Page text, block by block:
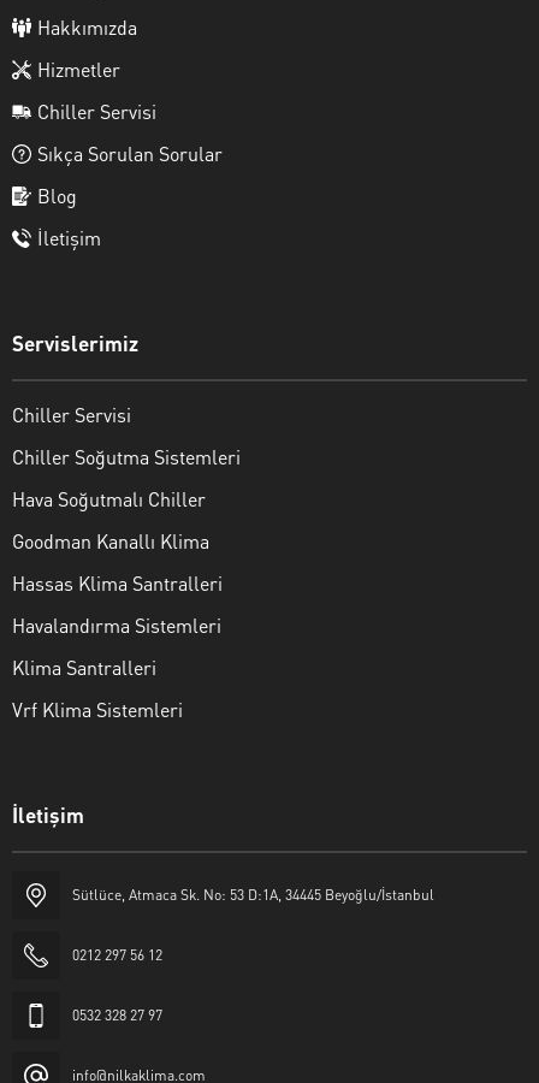
Hakkımızda
Hizmetler
Chiller Servisi
Sıkça Sorulan Sorular
Blog
İletişim
Servislerimiz
Chiller Servisi
Chiller Soğutma Sistemleri
Hava Soğutmalı Chiller
Goodman Kanallı Klima
Hassas Klima Santralleri
Havalandırma Sistemleri
Klima Santralleri
Vrf Klima Sistemleri
İletişim
Sütlüce, Atmaca Sk. No: 53 D:1A, 34445 Beyoğlu/İstanbul
0212 297 56 12
0532 328 27 97
info@nilkaklima.com
Nilka Klima